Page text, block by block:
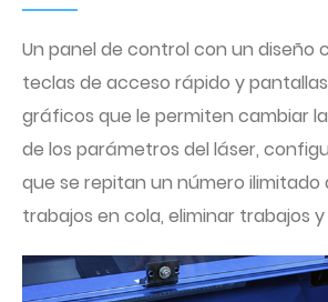
Un panel de control con un diseño
teclas de acceso rápido y
gráficos que le permiten cambiar
de los parámetros del láser,
que se repitan un número ilimitado
trabajos en cola, eliminar trabajos y